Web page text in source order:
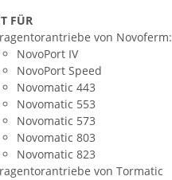
FÜR
von Novoferm:
NovoPort IV
NovoPort Speed
Novomatic 443
Novomatic 553
Novomatic 573
Novomatic 803
Novomatic 823
von Tormatic